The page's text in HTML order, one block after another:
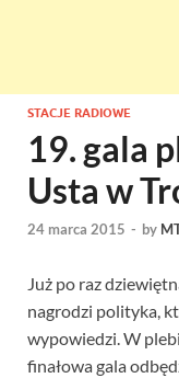
STACJE RADIOWE
19. gala
Usta w
24 marca 2015 - by
Już po raz
nagrodzi polityka,
wypowiedzi. W
finałowa gala